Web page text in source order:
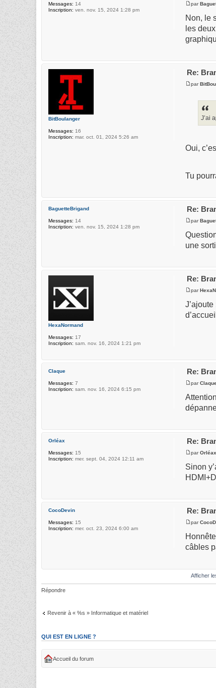
par
Non, le
les
Messages: 14
Inscription: ven. nov. 15, 2024 1:28 pm
Re:
par
J’ai
Oui,
Tu
BitBoulanger
Messages: 16
Inscription: mar. oct. 01, 2024 5:26 am
Re:
par
une
BaguetteBrigand
Messages: 14
Inscription: ven. nov. 15, 2024 1:28 pm
Re:
par
HexaNormand
Messages: 17
Inscription: sam. nov. 16, 2024 1:21 pm
Re:
par
Claque
Messages: 7
Inscription: sam. nov. 16, 2024 6:15 pm
Re:
parOrléax
Sinon
Orléax
Messages: 15
Inscription: mer. sept. 04, 2024 12:11 am
Re:
par
câbles
CocoDevin
Messages: 15
Inscription: mer. oct. 23, 2024 6:00 am
Afficher
Répondre
Revenir à « %s » Informatique et matériel
QUI EST EN LIGNE ?
Accueil du forum